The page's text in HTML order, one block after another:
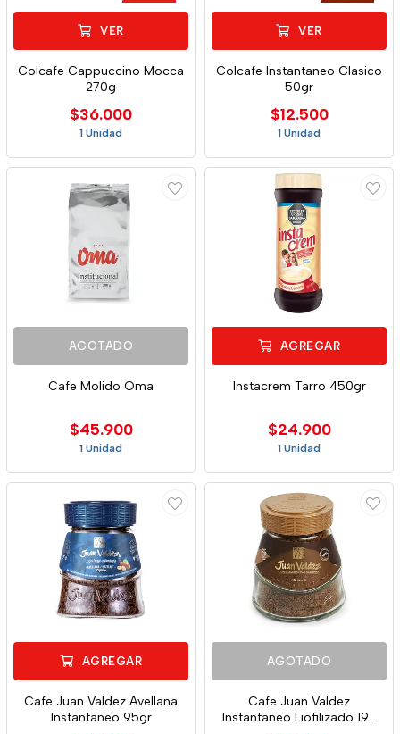
VER
Colcafe Cappuccino Mocca
270g
$36.000
1 Unidad
VER
Colcafe Instantaneo Clasico
50gr
$12.500
1 Unidad
AGOTADO
Cafe Molido Oma
$45.900
1 Unidad
AGREGAR
Instacrem Tarro 450gr
$24.900
1 Unidad
AGREGAR
Cafe Juan Valdez Avellana
Instantaneo 95gr
AGOTADO
Cafe Juan Valdez
Instantaneo Liofilizado 190